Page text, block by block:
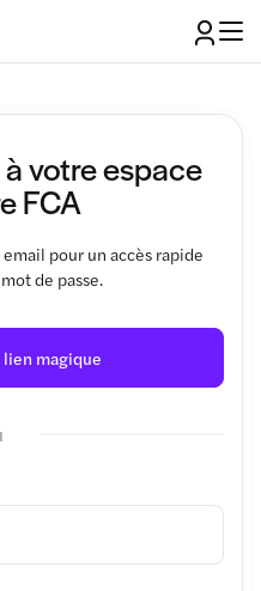
votre espace
FCA
pour un accès rapide
de passe.
magique